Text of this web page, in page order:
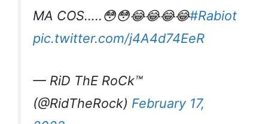
MA COS…..😳😳😂😂😂😂#Rabiot
pic.twitter.com/j4A4d74EeR
— RiD ThE RoCk™️
(@RidTheRock) February 17,